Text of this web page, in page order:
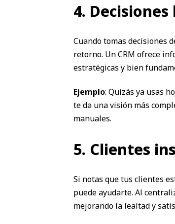
4.
Cuando tomas decisiones
retorno. Un CRM ofrece
estratégicas y bien
Ejemplo: Quizás ya usas
te da una visión más
manuales.
5. Clientes
Si notas que tus clientes
puede ayudarte. Al
mejorando la lealtad y